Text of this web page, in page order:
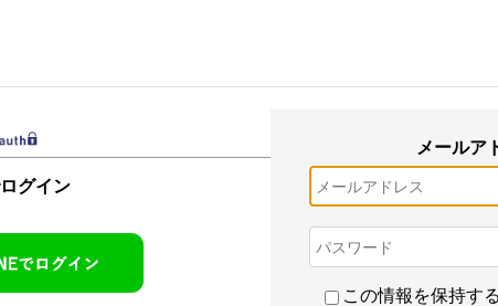
グイン
メールア
この情報を保持する